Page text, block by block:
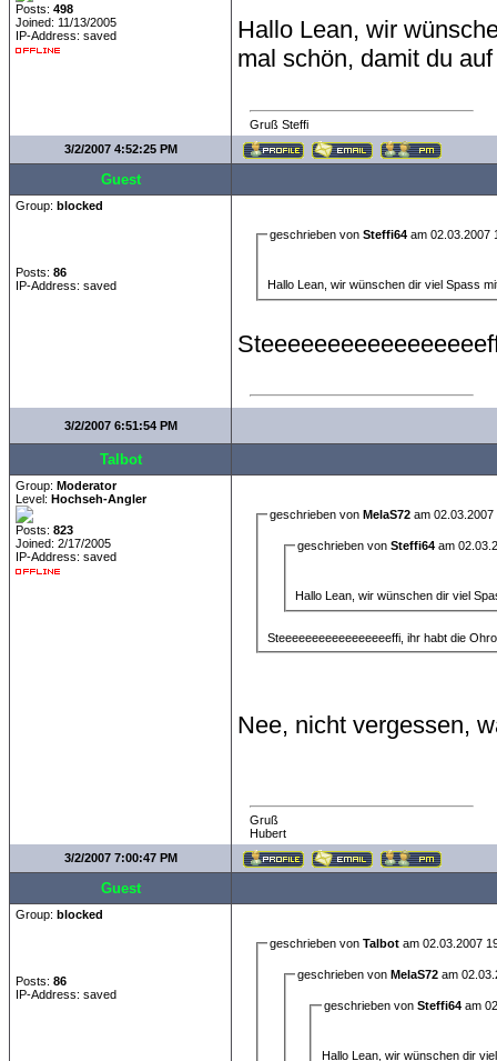
Posts: 498
Joined: 11/13/2005
IP-Address: saved
Hallo Lean, wir
mal schön, damit du
Gruß Steffi
3/2/2007 4:52:25 PM
Guest
Group: blocked
Posts: 86
IP-Address: saved
geschrieben vonSteffi64 am 02.03.2007
Hallo Lean, wir wünschen dir viel Spass
3/2/2007 6:51:54 PM
Talbot
Group: Moderator
Level: Hochseh-Angler
Posts: 823
Joined: 2/17/2005
IP-Address: saved
geschrieben vonMelaS72 am 02.03.2007
geschrieben vonSteffi64 am
Hallo Lean, wir wünschen dir viel
Steeeeeeeeeeeeeeeeeffi, ihr habt die
Nee, nicht vergessen,
Gruß
Hubert
3/2/2007 7:00:47 PM
Guest
Group: blocked
Posts: 86
IP-Address: saved
geschrieben vonTalbot am 02.03.2007
geschrieben vonMelaS72 am
geschrieben von Steffi64am
Hallo Lean, wir wünschen dir